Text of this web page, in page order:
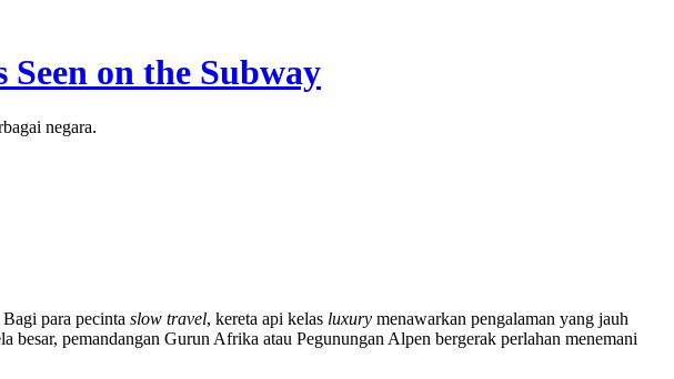
on the Subway
negara.
para pecinta slow travel, kereta api kelas luxury menawarkan pengalaman yang jauh
besar, pemandangan Gurun Afrika atau Pegunungan Alpen bergerak perlahan menemani